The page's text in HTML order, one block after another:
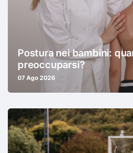
Postura nei bambini:
preoccuparsi?
07 Ago 2026